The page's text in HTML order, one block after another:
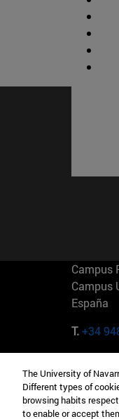
Campus
Campus
España
T.+34
Camino
Madrid
The University of
Different types of
browsing habits
to enable or accept